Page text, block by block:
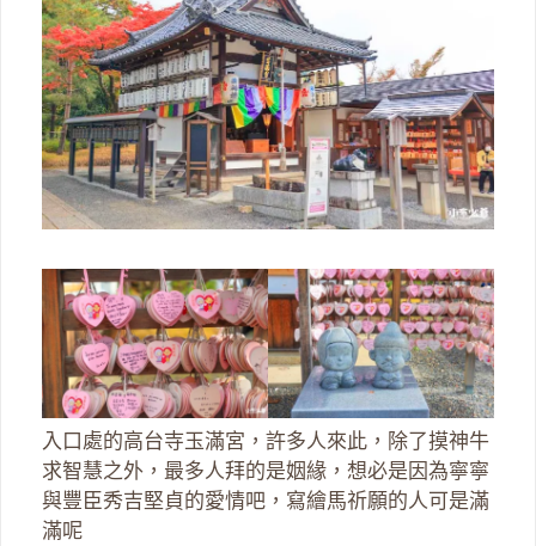
入口處的高台寺玉滿宮，許多人來此，除了摸神牛
求智慧之外，最多人拜的是姻緣，想必是因為寧寧
與豐臣秀吉堅貞的愛情吧，寫繪馬祈願的人可是滿
滿呢